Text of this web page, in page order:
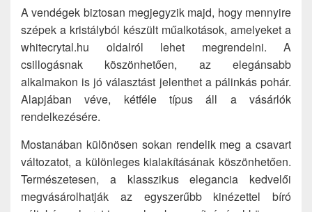
A vendégek biztosan megjegyzik majd, hogy mennyire
szépek a kristályból készült műalkotások, amelyeket a
whitecrytal.hu oldalról lehet megrendelni. A
csillogásnak köszönhetően, az elegánsabb
alkalmakon is jó választást jelenthet a pálinkás pohár.
Alapjában véve, kétféle típus áll a vásárlók
rendelkezésére.
Mostanában különösen sokan rendelik meg a csavart
változatot, a különleges kialakításának köszönhetően.
Természetesen, a klasszikus elegancia kedvelői
megvásárolhatják az egyszerűbb kinézettel bíró